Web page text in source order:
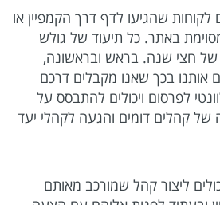
שהגיעו לדף דרך הקמפיין או
באתר. כל תיעוד של גולש
חצי שנה. בראש ובראשונה,
אותנו בכך שאנו מקבלים דרכם
לפרסום ויכולים להתבסס על
של קהלים דומים והגעה לקהלי יעד
ליצור קהל שמורכב מאותם